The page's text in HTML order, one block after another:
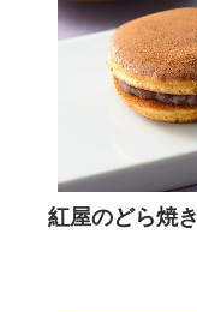
紅屋のどら焼き